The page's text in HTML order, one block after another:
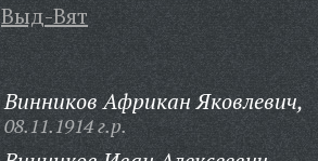
Выд-Вят
Винников Африкан Яковлевич,
08.11.1914 г.р.